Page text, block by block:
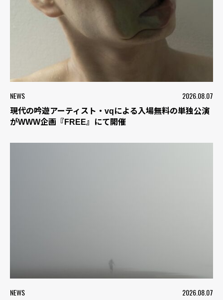
NEWS 2026.08.07
現代の吟遊アーティスト・vqによる入場無料の単独公演
がWWW企画『FREE』にて開催
NEWS 2026.08.07